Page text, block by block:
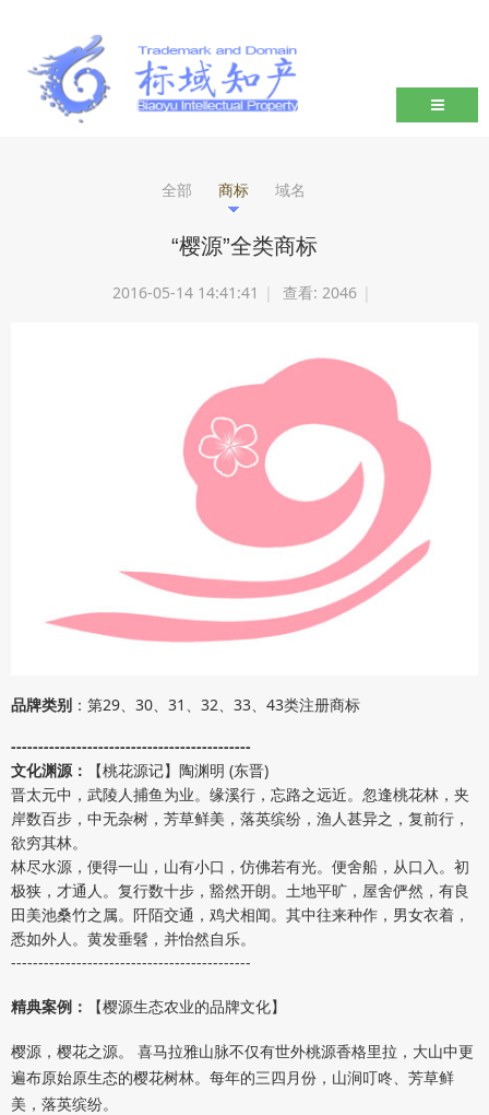
导航切
全部 商标 域名
“樱源”全类商标
2016-05-14 14:41:41 | 查看: 2046 |
品牌类别 ：第29、30、31、32、33、43类注册商标
--------------------------------------------
文化渊源：
【桃花源记】 陶渊明 (东晋)
晋太元中，武陵人捕鱼为业。缘溪行，忘路之远近。忽逢桃花林，夹
岸数百步，中无杂树，芳草鲜美，落英缤纷，渔人甚异之，复前行，
欲穷其林。
林尽水源，便得一山，山有小口，仿佛若有光。便舍船，从口入。初
极狭，才通人。复行数十步，豁然开朗。土地平旷，屋舍俨然，有良
田美池桑竹之属。阡陌交通，鸡犬相闻。其中往来种作，男女衣着，
悉如外人。黄发垂髫，并怡然自乐。
--------------------------------------------
精典案例： 【樱源生态农业的品牌文化】
樱源，樱花之源。 喜马拉雅山脉不仅有世外桃源香格里拉，大山中更
遍布原始原生态的樱花树林。每年的三四月份，山涧叮咚、芳草鲜
美，落英缤纷。